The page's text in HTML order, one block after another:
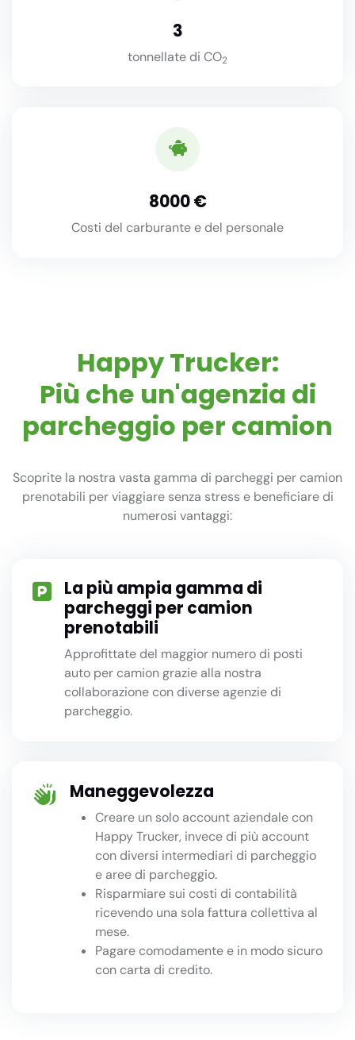
3
tonnellate di CO2
8000
Costi del carburante e del personale
Happy Trucker:
Più che un'agenzia di
parcheggio per camion
Scoprite la nostra vasta gamma di parcheggi per camion
prenotabili per viaggiare senza stress e beneficiare di
numerosi vantaggi:
La più ampia gamma di
parcheggi per camion
prenotabili
Approfittate del maggior numero di posti
auto per camion grazie alla nostra
collaborazione con diverse agenzie di
parcheggio.
Maneggevolezza
Creare un solo account aziendale con
Happy Trucker, invece di più account
con diversi intermediari di parcheggio
e aree di parcheggio.
Risparmiare sui costi di contabilità
ricevendo una sola fattura collettiva al
mese.
Pagare comodamente e in modo sicuro
con carta di credito.